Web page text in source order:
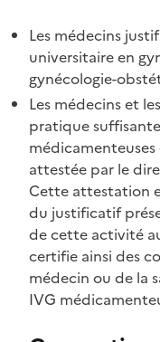
Les médecins
universitaire en
gynécologie-
Les médecins et
pratique
attestée par le
Cette attestation
du justificatif
de cette activité
certifie ainsi des
médecin ou de la
IVG